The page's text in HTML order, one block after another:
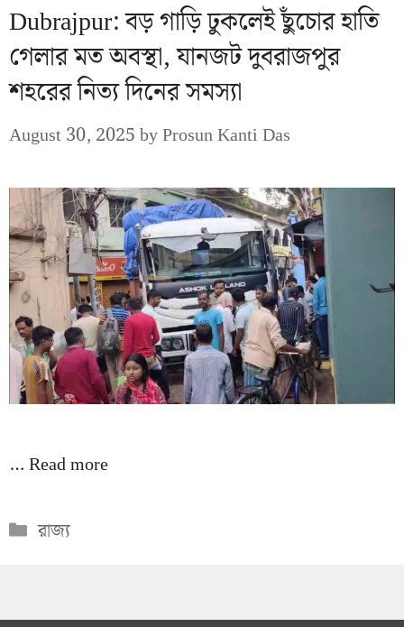
Dubrajpur: বড় গাড়ি ঢুকলেই ছুঁচোর হাতি
গেলার মত অবস্থা, যানজট দুবরাজপুর
শহরের নিত্য দিনের সমস্যা
August 30, 2025byProsun Kanti Das
…Read more
Categories
রাজ্য